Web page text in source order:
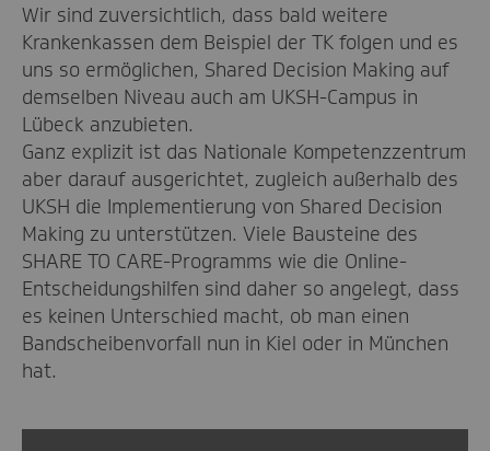
Wir sind zuversichtlich, dass bald weitere
Krankenkassen dem Beispiel der TK folgen und es
uns so ermöglichen, Shared Decision Making auf
demselben Niveau auch am UKSH-Campus in
Lübeck anzubieten.
Ganz explizit ist das Nationale Kompetenzzentrum
aber darauf ausgerichtet, zugleich außerhalb des
UKSH die Implementierung von Shared Decision
Making zu unterstützen. Viele Bausteine des
SHARE TO CARE-Programms wie die Online-
Entscheidungshilfen sind daher so angelegt, dass
es keinen Unterschied macht, ob man einen
Bandscheibenvorfall nun in Kiel oder in München
hat.